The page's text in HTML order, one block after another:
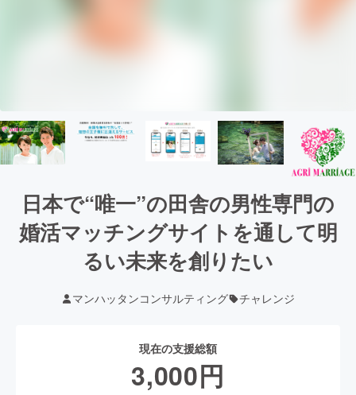
日本で“唯一”の田舎の男性専門の
婚活マッチングサイトを通して明
るい未来を創りたい
マンハッタンコンサルティング チャレンジ
現在の支援総額
3,000円